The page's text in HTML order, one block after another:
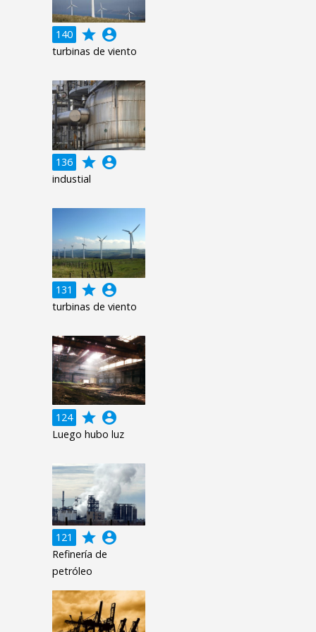
140 grade account_circle
turbinas de viento
136 grade account_circle
industial
131 grade account_circle
turbinas de viento
124 grade account_circle
Luego hubo luz
121 grade account_circle
Refinería de
petróleo